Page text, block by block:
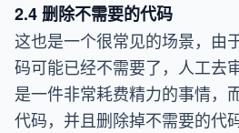
2.4 删除不需要的代码
这也是一个很常见的场景，由
码可能已经不需要了，人工去
是一件非常耗费精力的事情，
代码，并且删除掉不需要的代